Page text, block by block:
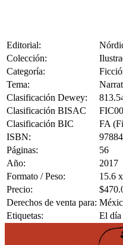
Editorial:
Colección:
Categoría:
Tema:
Clasificación Dewey:
Clasificación BISAC
Clasificación BIC
FA
ISBN:
Páginas:
56
Año:
2017
Formato / Peso:
15.6
Precio:
Derechos de venta para:
Etiquetas:
El día